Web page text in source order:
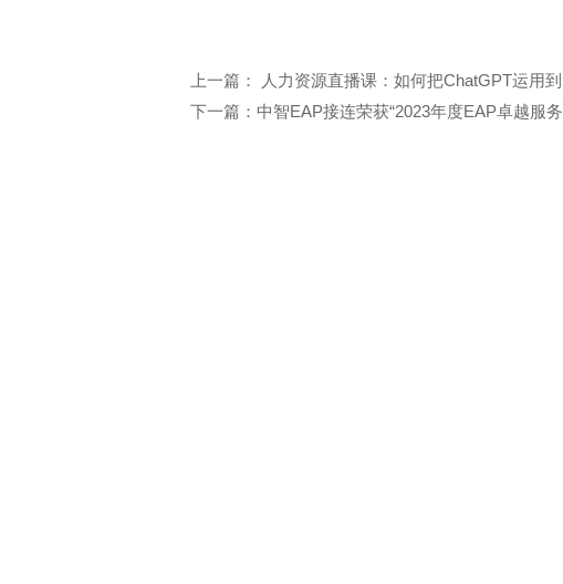
邮箱：yan.zheng@guanaitong.com
上一篇： 人力资源直播课：如何把ChatGPT运用
下一篇：中智EAP接连荣获“2023年度EAP卓越服务
电话: 021-34014622